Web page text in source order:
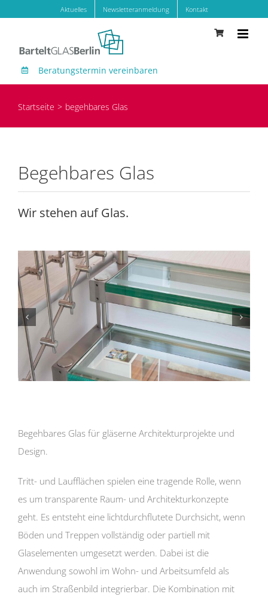
springen
Aktuelles Newsletteranmeldung Kontakt
Beratungstermin vereinbaren
Startseite begehbares Glas
Begehbares Glas
Wir stehen auf Glas.
Begehbares Glas für gläserne Architekturprojekte und
Design.
Tritt- und Laufflächen spielen eine tragende Rolle, wenn
es um transparente Raum- und Architekturkonzepte
geht. Es entsteht eine lichtdurchflutete Durchsicht, wenn
Böden und Treppen vollständig oder partiell mit
Glaselementen umgesetzt werden. Dabei ist die
Anwendung sowohl im Wohn- und Arbeitsumfeld als
auch im Straßenbild integrierbar. Die Kombination mit